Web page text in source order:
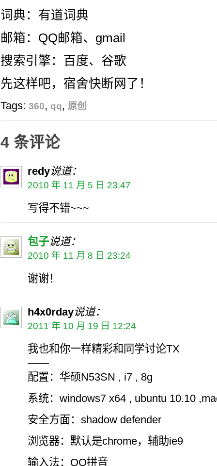
词典：有道词典
邮箱：QQ邮箱、gmail
搜索引擎：百度、谷歌
先这样吧，宿舍快断网了！
Tags: 360, qq, 原创
4 条评论
redy说道：
2010 年 11 月 5 日 23:47
写得不错~~~
包子说道：
2010 年 11 月 8 日 23:24
谢谢！
h4x0rday说道：
2011 年 10 月 19 日 12:24
我也和你一样精彩和同学讨论TX
——
配置：华硕N53SN , i7 , 8g
系统：windows7 x64 , ubuntu 10.10
安全方面：shadow defender
浏览器：默认是chrome，辅助ie9
输入法：QQ拼音